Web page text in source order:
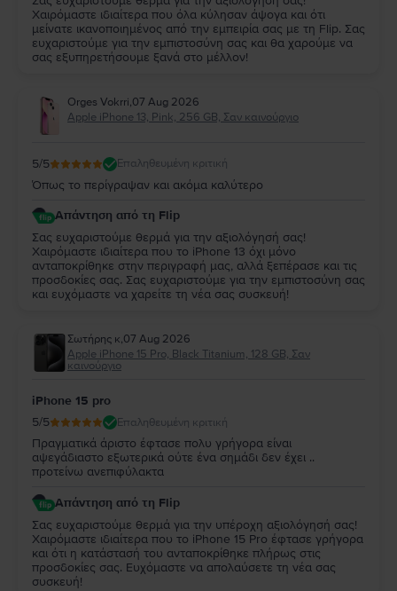
Χαιρόμαστε ιδιαίτερα που όλα κύλησαν άψογα και ότι
μείνατε ικανοποιημένος από την εμπειρία σας με τη Flip. Σας
ευχαριστούμε για την εμπιστοσύνη σας και θα χαρούμε να
σας εξυπηρετήσουμε ξανά στο μέλλον!
Orges Vokrri,07 Aug 2026
Apple iPhone 13, Pink, 256 GB, Σαν καινούργιο
5/5 Επαληθευμένη κριτική
Όπως το περίγραψαν και ακόμα καλύτερο
Απάντηση από τη Flip
Σας ευχαριστούμε θερμά για την αξιολόγησή σας!
Χαιρόμαστε ιδιαίτερα που το iPhone 13 όχι μόνο
ανταποκρίθηκε στην περιγραφή μας, αλλά ξεπέρασε και τις
προσδοκίες σας. Σας ευχαριστούμε για την εμπιστοσύνη σας
και ευχόμαστε να χαρείτε τη νέα σας συσκευή!
Σωτήρης κ,07 Aug 2026
Apple iPhone 15 Pro, Black Titanium, 128 GB, Σαν
καινούργιο
iPhone 15 pro
5/5 Επαληθευμένη κριτική
Πραγματικά άριστο έφτασε πολυ γρήγορα είναι
αψεγάδιαστο εξωτερικά ούτε ένα σημάδι δεν έχει ..
προτείνω ανεπιφύλακτα
Απάντηση από τη Flip
Σας ευχαριστούμε θερμά για την υπέροχη αξιολόγησή σας!
Χαιρόμαστε ιδιαίτερα που το iPhone 15 Pro έφτασε γρήγορα
και ότι η κατάστασή του ανταποκρίθηκε πλήρως στις
προσδοκίες σας. Ευχόμαστε να απολαύσετε τη νέα σας
συσκευή!